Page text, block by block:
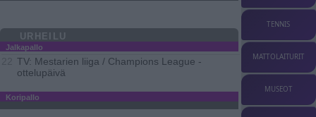
URHEILU
Jalkapallo
TV: Mestarien liiga / Champions League -
ottelupäivä
Koripallo
TENNIS
MATTOLAITURIT
MUSEOT